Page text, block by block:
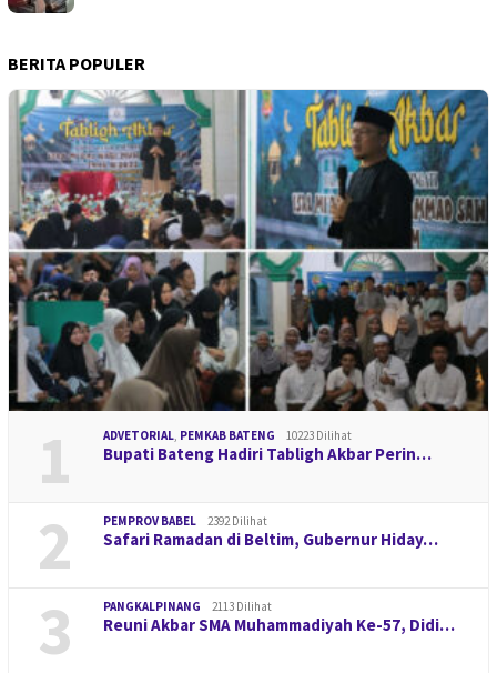
BERITA POPULER
1 ADVETORIAL, PEMKAB BATENG 10223 Dilihat
Bupati Bateng Hadiri Tabligh Akbar Perin…
2 PEMPROV BABEL 2392 Dilihat
Safari Ramadan di Beltim, Gubernur Hiday…
3 PANGKALPINANG 2113 Dilihat
Reuni Akbar SMA Muhammadiyah Ke-57, Didi…